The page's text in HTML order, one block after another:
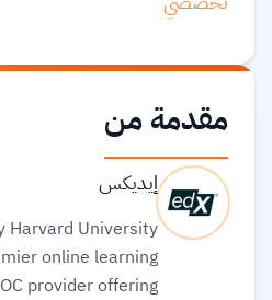
مقدمة من
إيديكس
Harvard University
online learning
provider offering